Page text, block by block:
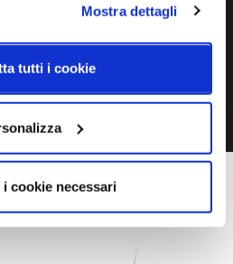
Mostra dettagli
tutti i cookie
i cookie necessari
WHATSAPP
MODULO CONTATTI